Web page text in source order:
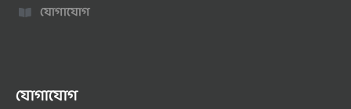
যোগাযোগ
যোগাযোগ